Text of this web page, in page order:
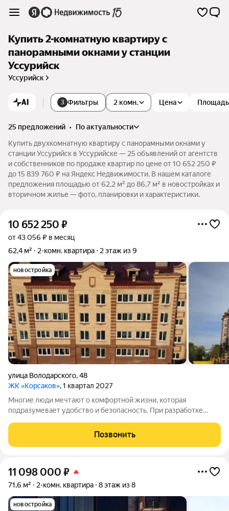
Купить 2-комнатную квартиру с
панорамными окнами у станции
Уссурийск
Уссурийск
AI 3 Фильтры 2 комн. Цена Площадь
25 предложений •
по актуальности
Купить двухкомнатную квартиру с панорамными окнами у
станции Уссурийск в Уссурийске — 25 объявлений от агентств
и собственников по продаже квартир по цене от 10 652 250 ₽
до 15 839 760 ₽ на Яндекс Недвижимости. В нашем каталоге
предложения площадью от 62,2 м² до 86,7 м² в новостройках и
вторичном жилье — фото, планировки и характеристики.
10 652 250 ₽
от 43 056 ₽ в месяц
62,4 м²
2-комн. квартира 2 этаж из 9
новостройка
улица Володарского,48
ЖК «Корсаков», 1 квартал 2027
Многие люди мечтают о комфортной жизни, которая
подразумевает удобство и безопасность. При разработке
желания и потребности будущих жильцов. Что мы предлагаем:
разнообразные планировки квартир
Позвонить
11 098 000 ₽
71,6 м² 2-комн. квартира 8 этаж из 8
новостройка